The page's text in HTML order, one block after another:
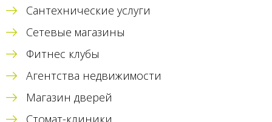
Сантехнические услуги
Сетевые магазины
Фитнес клубы
Агентства недвижимости
Магазин дверей